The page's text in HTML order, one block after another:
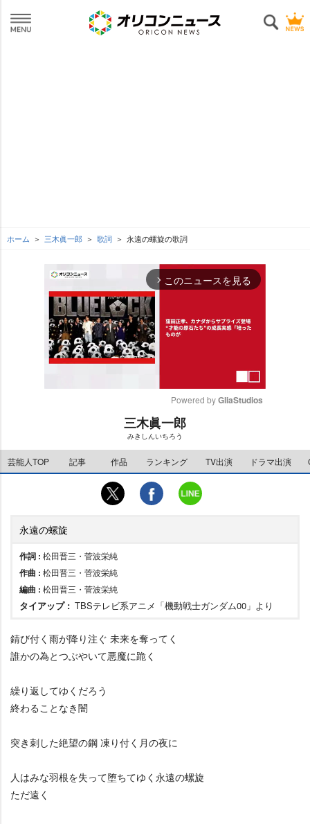
ホーム 三木眞一郎 歌詞 永遠の螺旋の歌詞
arrow_forward_ios このニュースを見る
e
Powered by GliaStudios
三木眞一郎
みきしんいちろう
芸能人TOP 記事 作品 ランキング TV出演 ドラマ出演
永遠の螺旋
作詞 : 松田晋三・菅波栄純
作曲 : 松田晋三・菅波栄純
編曲 : 松田晋三・菅波栄純
タイアップ : TBSテレビ系アニメ「機動戦士ガンダム00」より
錆び付く雨が降り注ぐ 未来を奪ってく
誰かの為とつぶやいて悪魔に跪く
繰り返してゆくだろう
終わることなき闇
突き刺した絶望の鋼 凍り付く月の夜に
人はみな羽根を失って堕ちてゆく永遠の螺旋
ただ遠く